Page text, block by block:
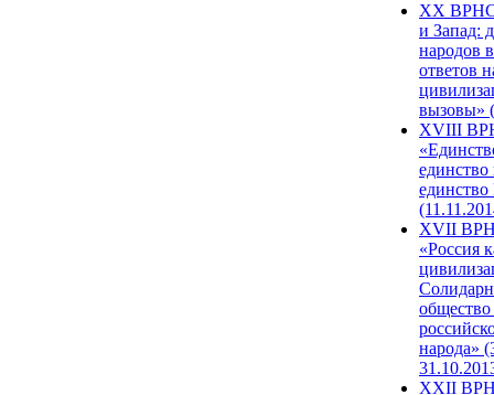
XX ВРНС
и Запад:
народов
ответов
вызовы»
XVIII
единство
единство
XVII
«Россия
народа»
XXII